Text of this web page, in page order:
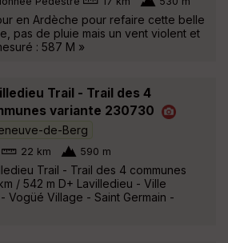
en Ardèche pour refaire cette belle
pas de pluie mais un vent violent et
: 587 M »
Trail - Trail des 4
variante 230730
de-Berg
22 km 590 m
Trail - Trail des 4 communes
/ 542 m D+ Lavilledieu - Ville
Vogüé Village - Saint Germain -